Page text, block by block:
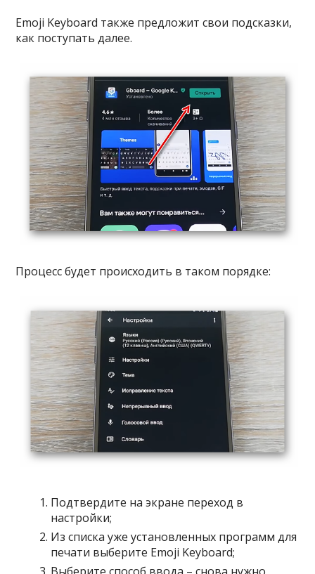
Emoji Keyboard также предложит свои подсказки,
как поступать далее.
Процесс будет происходить в таком порядке:
Подтвердите на экране переход в
настройки;
Из списка уже установленных программ для
печати выберите Emoji Keyboard;